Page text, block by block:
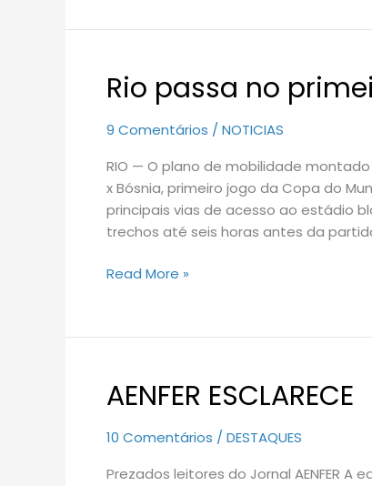
Rio passa no
9 Comentários /NOTICIAS
RIO — O plano de mobilidade
x Bósnia, primeiro jogo da Copa do
principais vias de acesso ao estádio
trechos até seis horas antes da
Rio
passa
no
teste
de
mobilidade
Read More »
AENFER ESCLARECE
10 Comentários / DESTAQUES
Prezados leitores do Jornal AENFER A
AENFER
ESCLARECE